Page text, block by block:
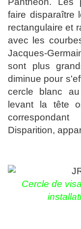
faire disparaître
rectangulaire et
avec les
Jacques-
sont plus
diminue pour
cercle blanc
levant la tête
Disparition,
Cercle de